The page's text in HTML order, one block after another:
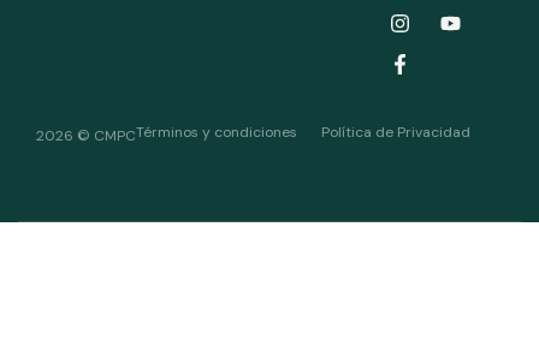
2026 © CMPCTérminos y condiciones Política de Privacidad